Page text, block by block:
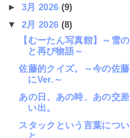
► 3月 2026 (9)
▼ 2月 2026 (8)
【むーたん写真館】～雪
と再び物語～
佐藤的クイズ。～今の佐
にVer.～
あの日、あの時、あの交
い出。
スタックという言葉につ